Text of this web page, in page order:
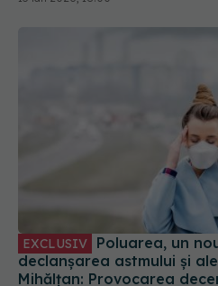
declanșarea astmului și
Mihălțan: Provocarea
amenințare
08 mai 2025, 23:35